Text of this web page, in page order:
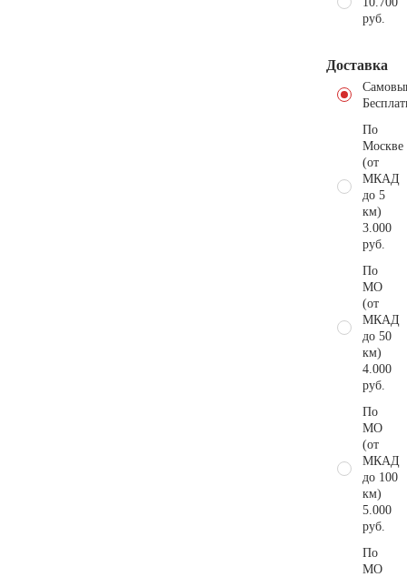
руб.
Доставка
По
Москве
(от
МКАД
до 5
км)
3.000
руб.
По
МО
(от
МКАД
до 50
км)
4.000
руб.
По
МО
(от
МКАД
до 100
км)
5.000
руб.
По
МО